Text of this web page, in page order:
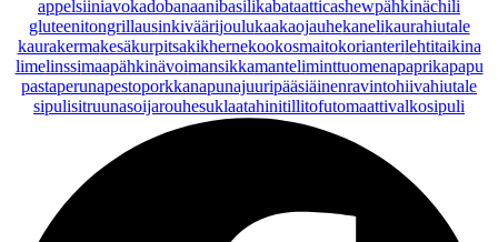
appelsiiniavokadobanaanibasilikabataatticashewpähkinächili
gluteenitongrillausinkiväärijoulukaakaojauhekanelikaurahiutale
kaurakermakesäkurpitsakikhernekookosmaitokorianterilehtitaikina
limelinssimaapähkinävoimansikkamanteliminttuomenapaprikapapu
pastaperunapestoporkkanapunajuuripääsiäinenravintohiivahiutale
sipulisitruunasoijarouhesuklaatahinitillitofutomaattivalkosipuli